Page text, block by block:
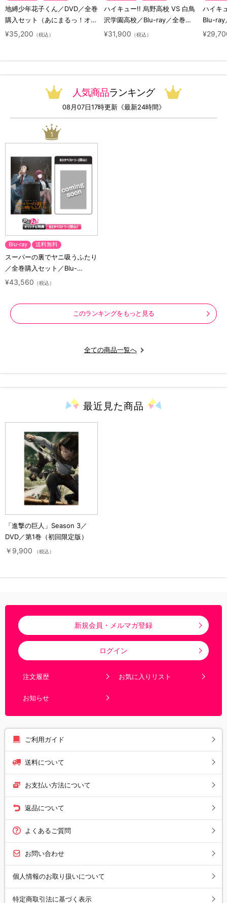
地縛少年花子くん／DVD／全巻
購入セット（あにまるっ！オリ
ジナル特典付き・送料無料）
¥35,200 （税込）
ハイキュー!! 烏野高校 VS 白鳥
沢学園高校／Blu-ray／全巻セ
ット（初回生産限定・アニまる
¥31,900 （税込）
ハイキ
Blu-ray
ト（初
人気商品ランキング
08月07日17時更新《最新24時間》
1
Blu-ray 送料無料
スーパーの裏でヤニ吸うふたり
／全巻購入セット／Blu-
ray（アニまるっ！オリジナル
¥43,560 （税込）
このランキングをもっと見る
全ての商品一覧へ
最近見た商品
「進撃の巨人」Season 3／
DVD／第1巻（初回限定版）
￥9,900 （税込）
新規会員・メルマガ登録
ログイン
注文履歴 お気に入りリスト
お知らせ
ご利用ガイド
送料について
お支払い方法について
返品について
よくあるご質問
お問い合わせ
個人情報のお取り扱いについて
特定商取引法に基づく表示